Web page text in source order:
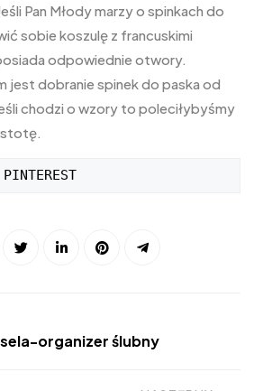
Pan Młody marzy o spinkach do
sobie koszulę z francuskimi
odpowiednie otwory.
jest dobranie spinek do paska od
chodzi o wzory to poleciłybyśmy
organizer ślubny